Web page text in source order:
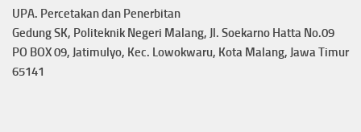
UPA. Percetakan dan Penerbitan
Gedung SK, Politeknik Negeri Malang, Jl. Soekarno Hatta No.09
PO BOX 09, Jatimulyo, Kec. Lowokwaru, Kota Malang, Jawa Timur
65141